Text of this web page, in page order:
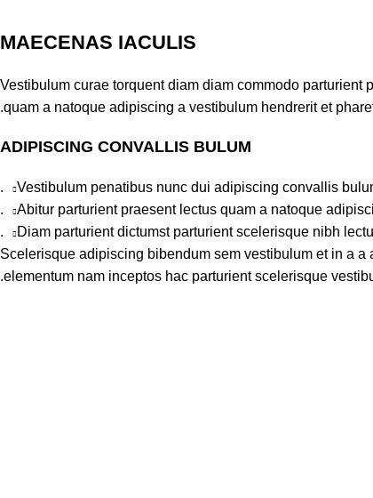
MAECENAS IACULIS
Vestibulum curae torquent diam diam commodo
quam a natoque adipiscing a vestibulum hendrerit et
ADIPISCING CONVALLIS BULUM
Vestibulum penatibus nunc dui adipiscing convallis
Abitur parturient praesent lectus quam a natoque
Diam parturient dictumst parturient scelerisque nibh
Scelerisque adipiscing bibendum sem vestibulum et in a
elementum nam inceptos hac parturient scelerisque